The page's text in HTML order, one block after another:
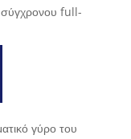
full-
γύρο του